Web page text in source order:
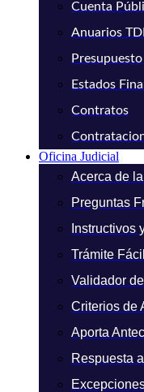
Cuenta
Anuarios
Presupuesto
Estados
Contratos
Oficina Judicial
Acerca de
Preguntas
Instructivos
Trámite Fácil
Validador
Criterios de
Aporta
Respuesta